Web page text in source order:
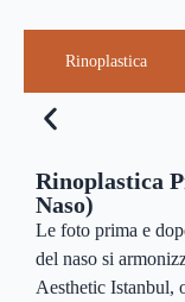
Rinoplastica
Rinoplastica
Naso)
Le foto prima e
del naso si
Aesthetic Istanbul,